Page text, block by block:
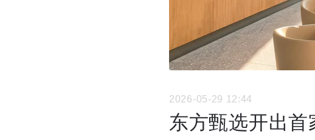
2026-05-29 12:44
东方甄选开出